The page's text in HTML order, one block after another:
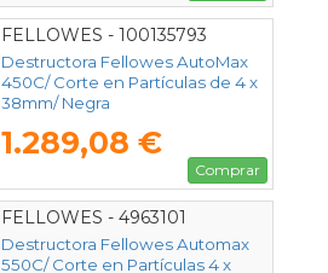
FELLOWES - 100135793
Destructora Fellowes AutoMax
450C/ Corte en Partículas de 4 x
38mm/ Negra
1.289,08 €
Comprar
FELLOWES - 4963101
Destructora Fellowes Automax
550C/ Corte en Partículas 4 x